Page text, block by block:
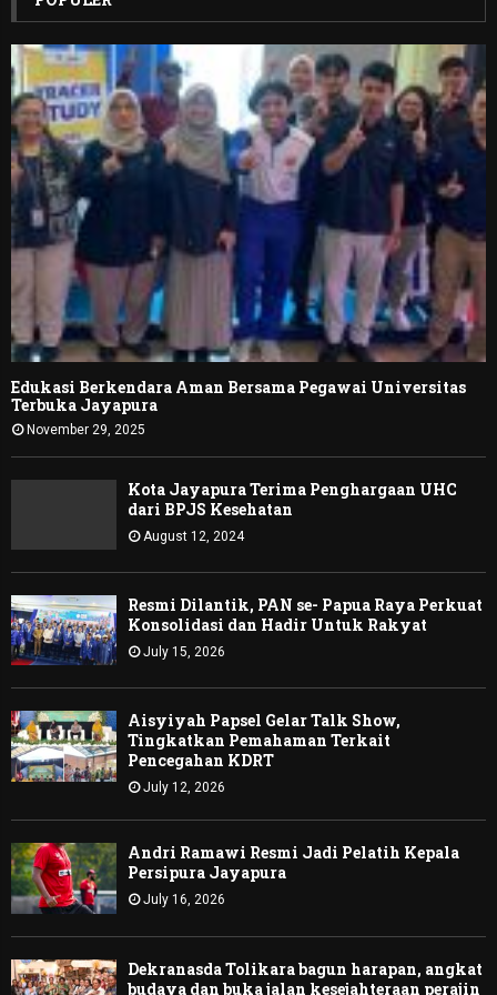
Edukasi Berkendara Aman Bersama Pegawai Universitas
Terbuka Jayapura
November 29, 2025
Kota Jayapura Terima Penghargaan UHC
dari BPJS Kesehatan
August 12, 2024
Resmi Dilantik, PAN se- Papua Raya Perkuat
Konsolidasi dan Hadir Untuk Rakyat
July 15, 2026
Aisyiyah Papsel Gelar Talk Show,
Tingkatkan Pemahaman Terkait
Pencegahan KDRT
July 12, 2026
Andri Ramawi Resmi Jadi Pelatih Kepala
Persipura Jayapura
July 16, 2026
Dekranasda Tolikara bagun harapan, angkat
budaya dan buka jalan kesejahteraan perajin